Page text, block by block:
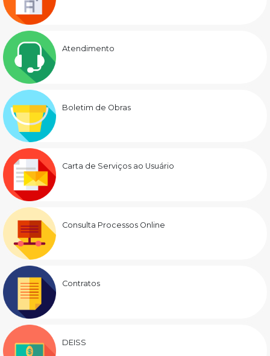
Atendimento
Boletim de Obras
Carta de Serviços ao Usuário
Consulta Processos Online
Contratos
DEISS